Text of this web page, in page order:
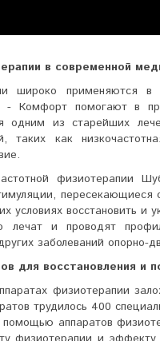
в современной
широко применяются
- Комфорт помогают в
одним из старейших
таких как
физиотерапии
условиях восстановить
лечат и проводят
заболеваний опорно-
для восстановления и
физиотерапии
трудилось 400
аппаратов